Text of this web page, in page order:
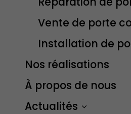
Vente de porte
Installation de
Nos réalisations
À propos de nous
Actualités